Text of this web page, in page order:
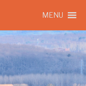
MENU